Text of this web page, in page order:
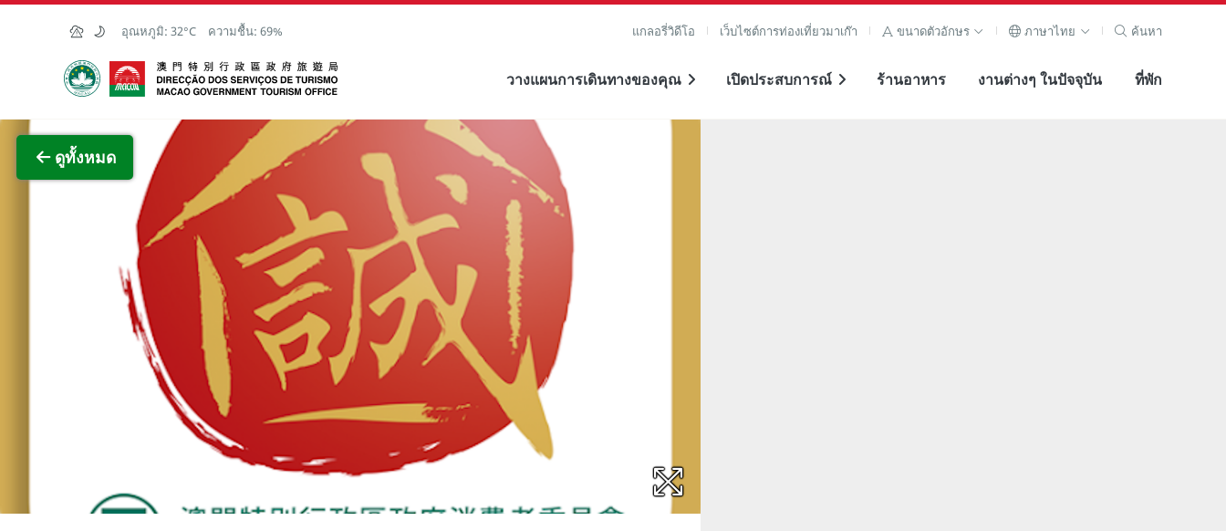
Skip to Main Content
อุณหภูมิ: 32°C ความชื้น: 69% แกลอรี่วิดีโอ เว็บไซต์การท่องเที่ยวมาเก๊า ขนาดตัวอักษร ภาษาไทย ค้นหา
สำนักงานการท่องเที่ยวของรัฐบาลมาเก๊า
วางแผนการเดินทางของคุณ เปิดประสบการณ์ ร้านอาหาร งานต่างๆ ในปัจจุบัน ที่พัก
ดูทั้งหมด
ภาพขยาย